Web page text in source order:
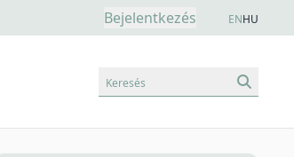
Bejelentkezés ENHU
Keresés